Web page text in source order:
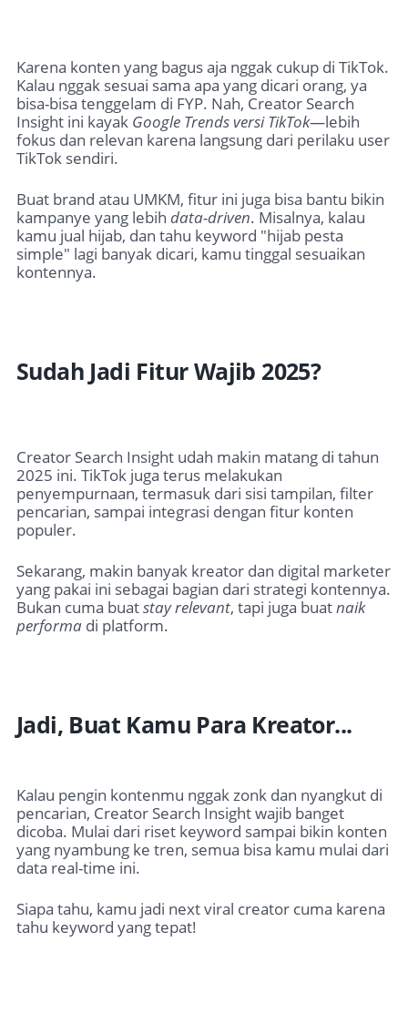
Karena konten yang bagus aja nggak cukup di TikTok.
Kalau nggak sesuai sama apa yang dicari orang, ya
bisa-bisa tenggelam di FYP. Nah, Creator Search
Insight ini kayak Google Trends versi TikTok—lebih
fokus dan relevan karena langsung dari perilaku user
TikTok sendiri.
Buat brand atau UMKM, fitur ini juga bisa bantu bikin
kampanye yang lebih data-driven. Misalnya, kalau
kamu jual hijab, dan tahu keyword "hijab pesta
simple" lagi banyak dicari, kamu tinggal sesuaikan
kontennya.
Sudah Jadi Fitur Wajib 2025?
Creator Search Insight udah makin matang di tahun
2025 ini. TikTok juga terus melakukan
penyempurnaan, termasuk dari sisi tampilan, filter
pencarian, sampai integrasi dengan fitur konten
populer.
Sekarang, makin banyak kreator dan digital marketer
yang pakai ini sebagai bagian dari strategi kontennya.
Bukan cuma buatstay relevant, tapi juga buatnaik
performa di platform.
Jadi, Buat Kamu Para Kreator...
Kalau pengin kontenmu nggak zonk dan nyangkut di
pencarian, Creator Search Insight wajib banget
dicoba. Mulai dari riset keyword sampai bikin konten
yang nyambung ke tren, semua bisa kamu mulai dari
data real-time ini.
Siapa tahu, kamu jadi next viral creator cuma karena
tahu keyword yang tepat!